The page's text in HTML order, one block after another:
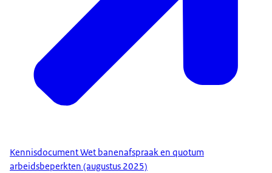
Kennisdocument Wet banenafspraak en quotum
arbeidsbeperkten (augustus 2025)